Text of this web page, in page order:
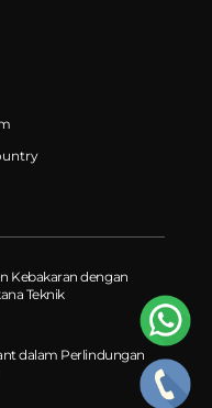
Kebakaran dengan
Teknik
dalam Perlindungan